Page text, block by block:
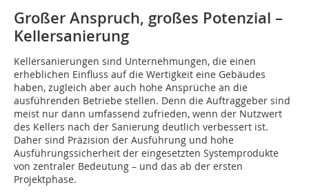
Großer Anspruch, großes Potenzial –
Kellersanierung
Kellersanierungen sind Unternehmungen, die einen
erheblichen Einfluss auf die Wertigkeit eine Gebäudes
haben, zugleich aber auch hohe Ansprüche an die
ausführenden Betriebe stellen. Denn die Auftraggeber sind
meist nur dann umfassend zufrieden, wenn der Nutzwert
des Kellers nach der Sanierung deutlich verbessert ist.
Daher sind Präzision der Ausführung und hohe
Ausführungssicherheit der eingesetzten Systemprodukte
von zentraler Bedeutung – und das ab der ersten
Projektphase.